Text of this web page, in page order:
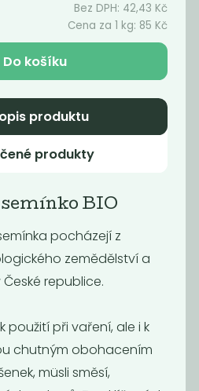
Chia semínka
240Kč
Slunečnicové
semínko BIO
Bez DPH: 42,43 Kč
Cena za 1 kg: 85 Kč
Do košíku
produktu
produkty
BIO
pocházejí z
zemědělství a
republice.
použití při vaření, ale i k
chutným obohacením
müsli směsí,